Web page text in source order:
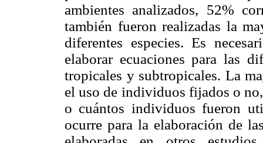
ambientes analizados, 52%
también fueron realizadas la
diferentes especies. Es
elaborar ecuaciones para las
tropicales y subtropicales. La
el uso de individuos fijados o
o cuántos individuos fueron
ocurre para la elaboración de